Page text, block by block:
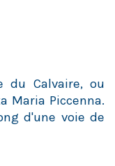
du Calvaire, ou
Maria Piccenna.
d'une voie de